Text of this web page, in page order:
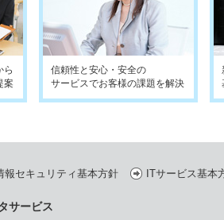
ら
案
信頼性と安心・安全の
サービスでお客様の課題を解決
報セキュリティ基本方針 ITサービス基本
サービス